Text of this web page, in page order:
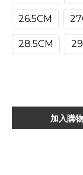
26.5CM
28.5CM
加入購